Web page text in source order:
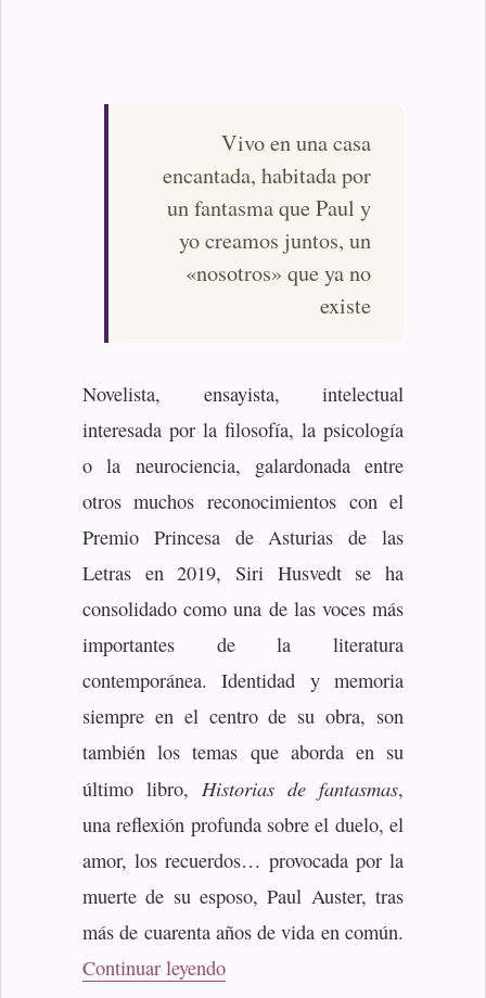
Vivo en una casa
encantada, habitada por
un fantasma que Paul y
yo creamos juntos, un
«nosotros» que ya no
existe
Novelista, ensayista, intelectual
interesada por la filosofía, la psicología
o la neurociencia, galardonada entre
otros muchos reconocimientos con el
Premio Princesa de Asturias de las
Letras en 2019, Siri Husvedt se ha
consolidado como una de las voces más
importantes de la literatura
contemporánea. Identidad y memoria
siempre en el centro de su obra, son
también los temas que aborda en su
último libro, Historias de fantasmas,
una reflexión profunda sobre el duelo, el
amor, los recuerdos… provocada por la
muerte de su esposo, Paul Auster, tras
más de cuarenta años de vida en común.
Continuar leyendo«Hustvedt, Siri: Historias de